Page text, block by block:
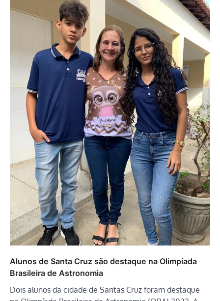
Alunos de Santa Cruz são destaque na Olimpíada
Brasileira de Astronomia
Dois alunos da cidade de Santas Cruz foram destaque